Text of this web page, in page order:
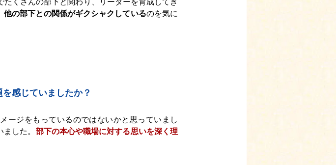
くさんの部下と関わり、リーダーを育成してき
他の部下との関係がギクシャクしているのを気に
感じていましたか？
ージをもっているのではないかと思っていまし
した。 部下の本心や職場に対する思いを深く理